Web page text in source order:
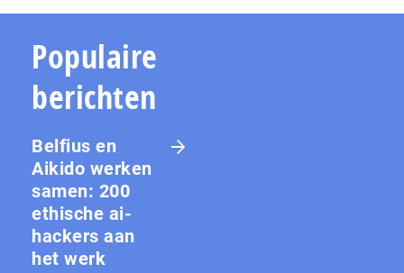
Populaire
berichten
Belfius en
Aikido werken
samen: 200
ethische ai-
hackers aan
het werk